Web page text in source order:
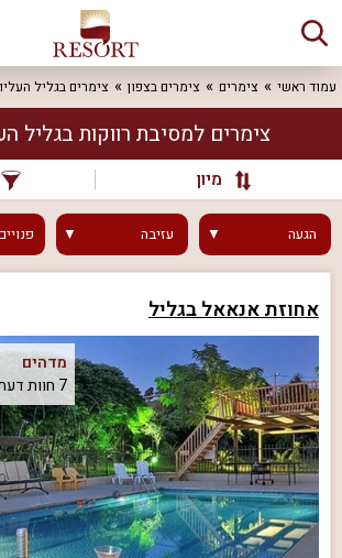
עמוד ראשי צימרים צימרים בצפון צימרים בגליל
צימרים למסיבת רווקות בגליל
מיון
הגעה עזיבה
אחוזת אנאאל בגליל
מדהים
7 חוות דעת אמיתיות